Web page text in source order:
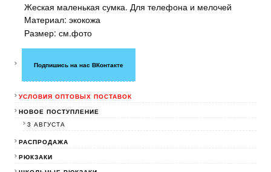
Жеская маленькая сумка. Для телефона и мелочей
Материал: экокожа
Размер: см.фото
Подпишись на нас ВКонтакте
УСЛОВИЯ ОПТОВЫХ ПОСТАВОК
НОВОЕ ПОСТУПЛЕНИЕ
3 АВГУСТА
РАСПРОДАЖА
РЮКЗАКИ